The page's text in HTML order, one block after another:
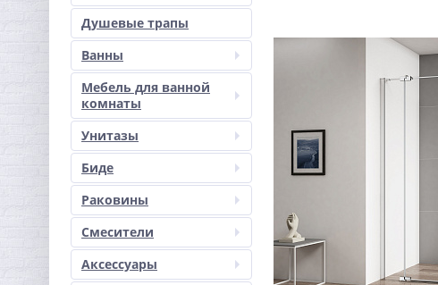
Душевые трапы
Ванны
Мебель для ванной
комнаты
Унитазы
Биде
Раковины
Смесители
Аксессуары